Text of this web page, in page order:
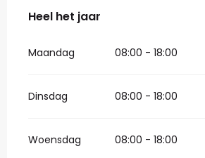
Heel het jaar
Heel het jaar
Maandag 08:00 - 18:00
Dinsdag 08:00 - 18:00
Woensdag 08:00 - 18:00